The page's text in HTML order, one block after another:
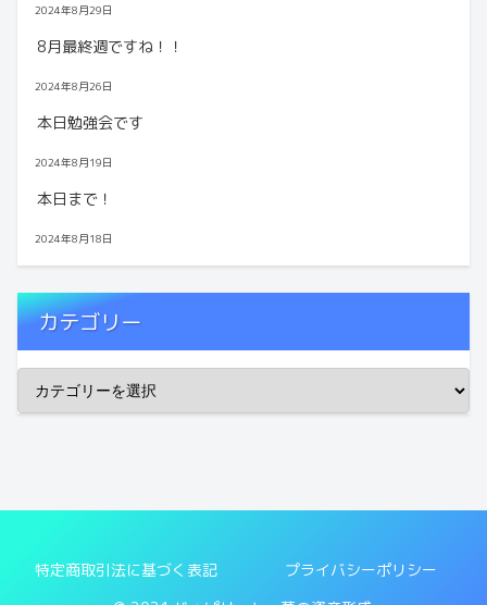
2024年8月29日
8月最終週ですね！！
2024年8月26日
本日勉強会です
2024年8月19日
本日まで！
2024年8月18日
カテゴリー
特定商取引法に基づく表記
プライバシーポリシー